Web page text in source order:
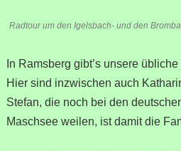
Radtour um den Igelsbach- und den
In Ramsberg gibt’s unsere
Hier sind inzwischen auch
Stefan, die noch bei den
Maschsee weilen, ist damit die